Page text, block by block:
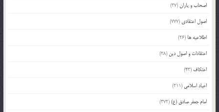
اصحاب و یاران(37)
اصول اعتقادی (777)
اطلاعیه ها (26)
اعتقادات و اصول دین (28)
اعتکاف (43)
اعیاد اسلامی (211)
امام جعفر صادق (ع)(372)